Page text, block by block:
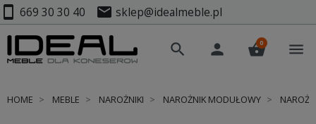
smartphone 669 30 30 40 mail sklep@idealmeble.pl
search person shopping_basket
0 menu
HOME MEBLE NAROŻNIKI NAROŻNIK MODUŁOWY